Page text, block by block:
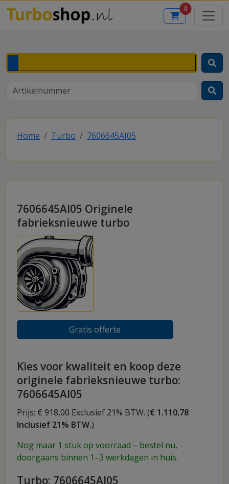
0
Home Turbo 7606645AI05
7606645AI05 Originele
fabrieksnieuwe turbo
Gratis offerte
Kies voor kwaliteit en koop deze
originele fabrieksnieuwe turbo:
7606645AI05
Prijs: € 918,00 Exclusief 21% BTW. (€ 1.110,78
Inclusief 21% BTW.)
Nog maar 1 stuk op voorraad – bestel nu,
doorgaans binnen 1–3 werkdagen in huis.
Turbo: 7606645AI05